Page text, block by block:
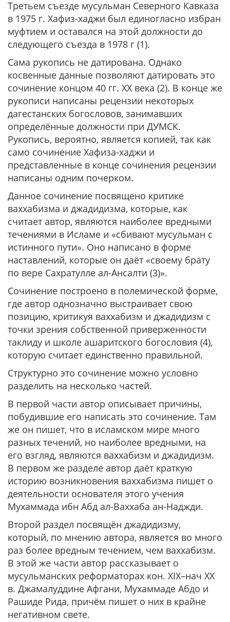
Третьем съезде мусульман Северного Кавказа
в 1975 г. Хафиз-хаджи был единогласно избран
муфтием и оставался на этой должности до
следующего съезда в 1978 г (1).
Сама рукопись не датирована. Однако
косвенные данные позволяют датировать это
сочинение концом 40 гг. ХХ века (2). В конце же
рукописи написаны рецензии некоторых
дагестанских богословов, занимавших
определённые должности при ДУМСК.
Рукопись, вероятно, является копией, так как
само сочинение Хафиза-хаджи и
представленные в конце сочинения рецензии
написаны одним почерком.
Данное сочинение посвящено критике
ваххабизма и джадидизма, которые, как
считает автор, являются наиболее вредными
течениями в Исламе и «сбивают мусульман с
истинного пути». Оно написано в форме
наставлений, которые он даёт «своему брату
по вере Сахратулле ал-Ансалти (3)».
Сочинение построено в полемической форме,
где автор однозначно выстраивает свою
позицию, критикуя ваххабизм и джадидизм с
точки зрения собственной приверженности
таклиду и школе ашаритского богословия (4),
которую считает единственно правильной.
Структурно это сочинение можно условно
разделить на несколько частей.
В первой части автор описывает причины,
побудившие его написать это сочинение. Там
же он пишет, что в исламском мире много
разных течений, но наиболее вредными, на
его взгляд, являются ваххабизм и джадидизм.
В первом же разделе автор даёт краткую
историю возникновения ваххабизма пишет о
деятельности основателя этого учения
Мухаммада ибн Абд ал-Ваххаба ан-Наджди.
Второй раздел посвящён джадидизму,
который, по мнению автора, является во много
раз более вредным течением, чем ваххабизм.
В этой же части автор рассказывает о
мусульманских реформаторах кон. XIX–нач ХХ
в. Джамалуддине Афгани, Мухаммаде Абдо и
Рашиде Рида, причём пишет о них в крайне
негативном свете.